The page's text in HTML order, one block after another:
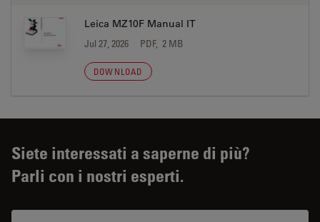
Leica MZ10F Manual IT
Jul 27, 2026 PDF, 2 MB
DOWNLOAD
Siete interessati a saperne di più?
Parli con i nostri esperti.